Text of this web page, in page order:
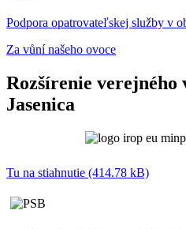
Podpora opatrovateľskej služby v
Za vůní našeho ovoce
Rozšírenie verejného
Jasenica
Tu na stiahnutie (414.78 kB)